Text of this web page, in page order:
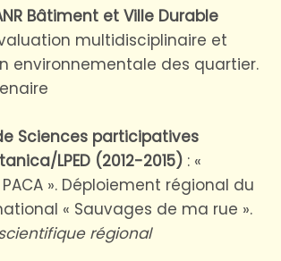
Bâtiment et Ville Durable
multidisciplinaire et
environnementale des quartier.
Sciences participatives
LPED (2012-2015) : «
». Déploiement régional du
« Sauvages de ma rue ».
régional